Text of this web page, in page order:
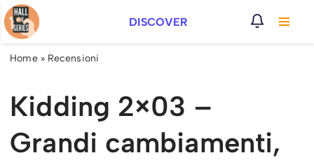
Vai
al
DISCOVER
Home» Recensioni
Kidding 2×03 –
Grandi cambiamenti,